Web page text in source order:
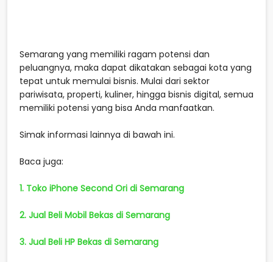
Semarang yang memiliki ragam potensi dan
peluangnya, maka dapat dikatakan sebagai kota yang
tepat untuk memulai bisnis. Mulai dari sektor
pariwisata, properti, kuliner, hingga bisnis digital, semua
memiliki potensi yang bisa Anda manfaatkan.
Simak informasi lainnya di bawah ini.
Baca juga:
1. Toko iPhone Second Ori di Semarang
2. Jual Beli Mobil Bekas di Semarang
3. Jual Beli HP Bekas di Semarang